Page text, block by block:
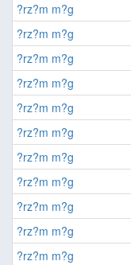
?rz?m m?g
?rz?m m?g
?rz?m m?g
?rz?m m?g
?rz?m m?g
?rz?m m?g
?rz?m m?g
?rz?m m?g
?rz?m m?g
?rz?m m?g
?rz?m m?g